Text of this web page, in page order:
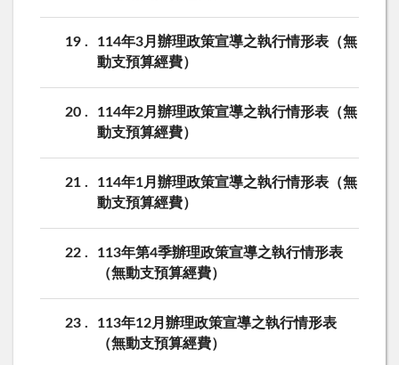
19
114年3月辦理政策宣導之執行情形表（無
動支預算經費）
20
114年2月辦理政策宣導之執行情形表（無
動支預算經費）
21
114年1月辦理政策宣導之執行情形表（無
動支預算經費）
22
113年第4季辦理政策宣導之執行情形表
（無動支預算經費）
23
113年12月辦理政策宣導之執行情形表
（無動支預算經費）